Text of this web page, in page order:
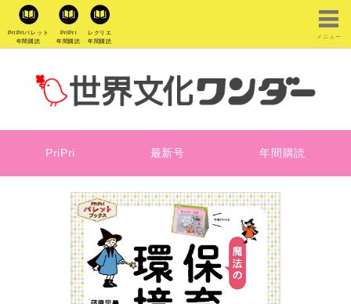
PriPriパレット
年間購読
PriPri
年間購読
レクリエ
年間購読
メニュー
PriPri 最新号 年間購読